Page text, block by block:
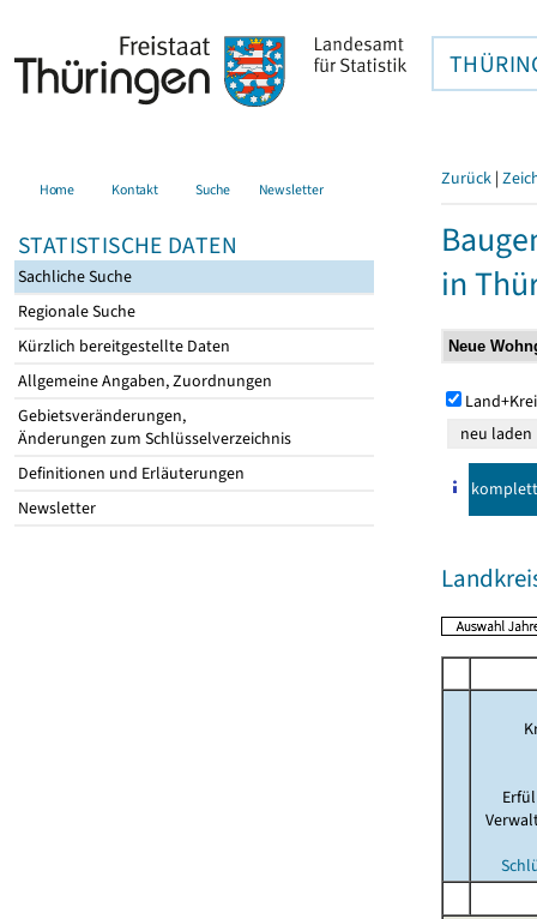
Home Kontakt Suche Newsletter
STATISTISCHE DATEN
Sachliche Suche
Regionale Suche
Kürzlich bereitgestellte Daten
Allgemeine Angaben, Zuordnungen
Gebietsveränderungen,
Änderungen zum Schlüsselverzeichnis
Definitionen und Erläuterungen
Newsletter
Zurück |
in
komplett